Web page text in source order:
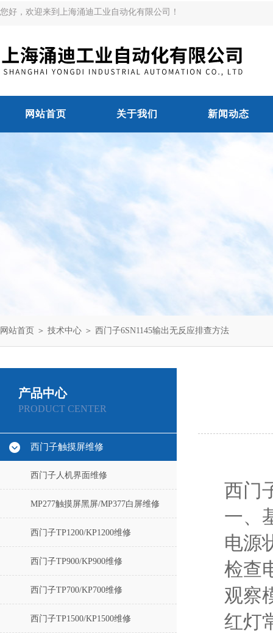
您好，欢迎来到上海涌迪工业自动化有限公司！
网站首页 关于我们 新闻动态
网站首页 ＞ 技术中心 ＞ 西门子6SN1145输出无反应排查方法
产品中心
PRODUCT CENTER
西门子触摸屏维修
西门子人机界面维修
MP277触摸屏黑屏/MP377白屏维修
西门子TP1200/KP1200维修
西门子TP900/KP900维修
西门子TP700/KP700维修
西门子TP1500/KP1500维修
西门
一、
电源
检查
观察
红灯